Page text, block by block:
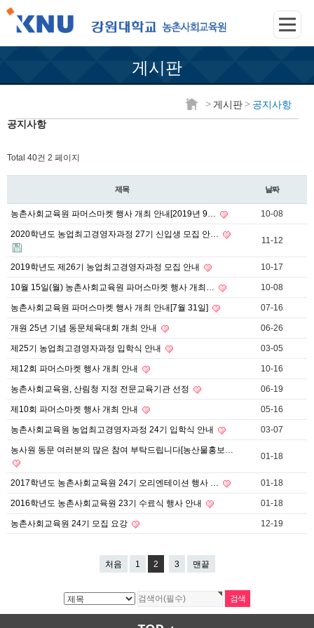
게시판
> 게시판 > 공지사항
공지사항
Total 40건 2 페이지
제목 날짜
농촌사회교육원 파머스마켓 행사 개최 안내[2019년 9… 10-08
2020학년도 농업최고경영자과정 27기 신입생 모집 안…
11-12
2019학년도 제26기 농업최고경영자과정 모집 안내 10-17
10월 15일(월) 농촌사회교육원 파머스마켓 행사 개최… 10-08
농촌사회교육원 파머스마켓 행사 개최 안내[7월 31일] 07-16
개원 25년 기념 동문체육대회 개최 안내 06-26
제25기 농업최고경영자과정 입학식 안내 03-05
제12회 파머스마켓 행사 개최 안내 10-16
농촌사회교육원, 산림청 지정 전문교육기관 선정 06-19
제10회 파머스마켓 행사 개최 안내 05-16
농촌사회교육원 농업최고경영자과정 24기 입학식 안내 03-07
농사원 동문 여러분의 많은 참여 부탁드립니다[농산물홍보…
01-18
2017학년도 농촌사회교육원 24기 오리엔테이션 행사 … 01-18
2016학년도 농촌사회교육원 23기 수료식 행사 안내 01-18
농촌사회교육원 24기 모집 요강 12-19
처음 1 2 3 맨끝